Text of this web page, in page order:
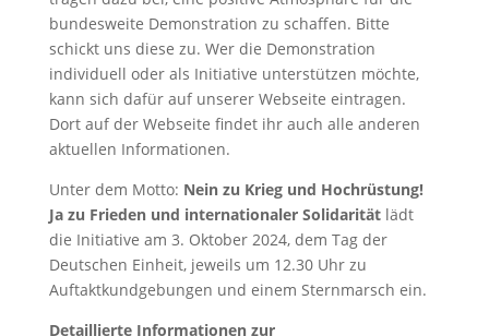
bundesweite Demonstration zu schaffen. Bitte
schickt uns diese zu. Wer die Demonstration
individuell oder als Initiative unterstützen möchte,
kann sich dafür auf unserer Webseite eintragen.
Dort auf der Webseite findet ihr auch alle anderen
aktuellen Informationen.
Unter dem Motto: Nein zu Krieg und Hochrüstung!
Ja zu Frieden und internationaler Solidaritätlädt
die Initiative am 3. Oktober 2024, dem Tag der
Deutschen Einheit, jeweils um 12.30 Uhr zu
Auftaktkundgebungen und einem Sternmarsch ein.
Detaillierte Informationen zur